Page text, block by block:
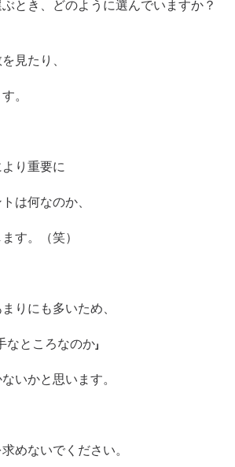
とき、どのように選んでいますか？
見たり、
。
り重要に
は何なのか、
す。（笑）
りにも多いため、
なところなのか」
いかと思います。
めないでください。